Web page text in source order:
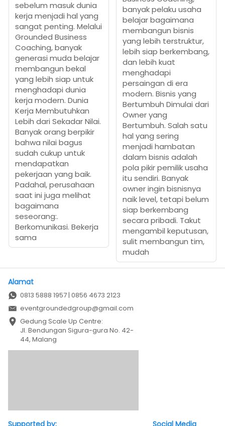
sebelum masuk dunia
kerja menjadi hal yang
sangat penting. Melalui
Grounded Business
Coaching, banyak
generasi muda belajar
membangun bekal
yang lebih siap untuk
menghadapi dunia
kerja modern. Dunia
Kerja Membutuhkan
Lebih dari Sekadar Nilai.
Banyak orang berpikir
bahwa nilai bagus
sudah cukup untuk
mendapatkan
pekerjaan yang baik.
Padahal, perusahaan
saat ini juga melihat
bagaimana
seseorang:.
Berkomunikasi. Bekerja
sama
banyak pelaku usaha
belajar bagaimana
membangun bisnis
yang lebih terstruktur,
lebih siap berkembang,
dan lebih kuat
menghadapi
persaingan di era
modern. Bisnis yang
Bertumbuh Dimulai dari
Owner yang
Bertumbuh. Salah satu
hal yang sering
menjadi hambatan
dalam bisnis adalah
pola pikir pemilik usaha
itu sendiri. Banyak
owner ingin bisnisnya
naik level, tetapi belum
siap berkembang
secara pribadi. Takut
mengambil keputusan,
sulit membangun tim,
mudah
Alamat
0813 5888 1957 | 0856 4673 2123
eventgroundedgroup@gmail.com
Gedung Scale Up Centre:
Jl. Bendungan Sigura-gura No. 42-
44, Malang
Supported by: Social Media